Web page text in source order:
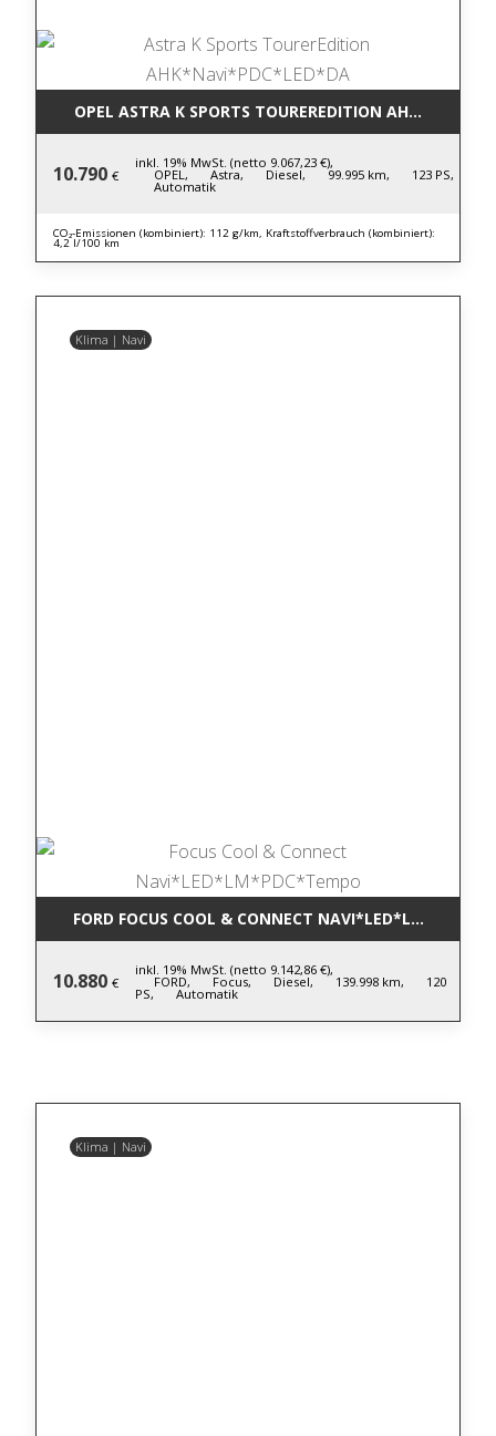
OPEL ASTRA K SPORTS TOUREREDITION
10.790 €
inkl. 19% MwSt. (netto 9.067,23 €),
OPEL, Astra, Diesel, 99.995 km, 123 PS,
Automatik
CO₂-Emissionen (kombiniert): 112 g/km, Kraftstoffverbrauch (kombiniert):
4,2 l/100 km
Klima | Navi
FORD FOCUS COOL & CONNECT
10.880 €
inkl. 19% MwSt. (netto 9.142,86 €),
FORD, Focus, Diesel, 139.998 km, 120
PS, Automatik
Klima | Navi